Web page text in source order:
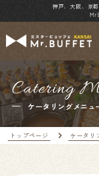
神戸、大阪、京
Catering
ケータリングメニュ
トップページ ケータリ